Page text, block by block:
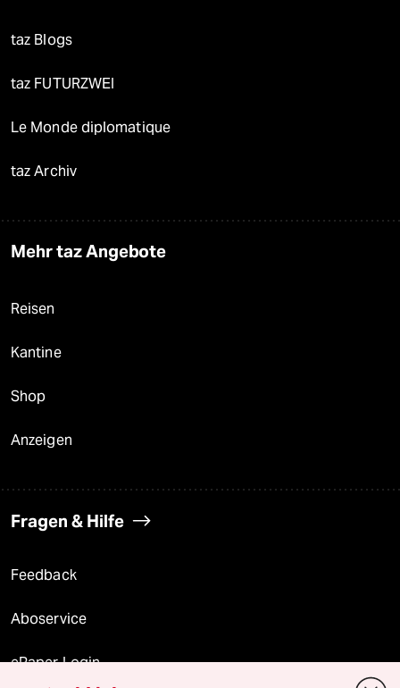
taz Blogs
taz FUTURZWEI
Le Monde diplomatique
taz Archiv
Mehr taz Angebote
Reisen
Kantine
Shop
Anzeigen
Fragen & Hilfe
Feedback
Aboservice
ePaper Login